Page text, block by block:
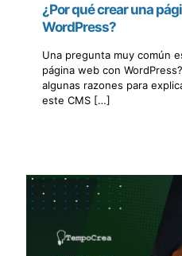
¿Por qué crear una
WordPress?
Una pregunta muy común
página web con
algunas razones para
este CMS […]